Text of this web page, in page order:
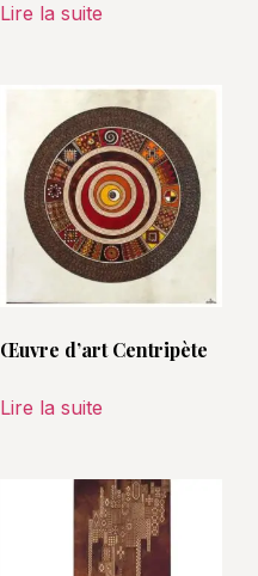
Lire la suite
Œuvre d’art Centripète
Lire la suite